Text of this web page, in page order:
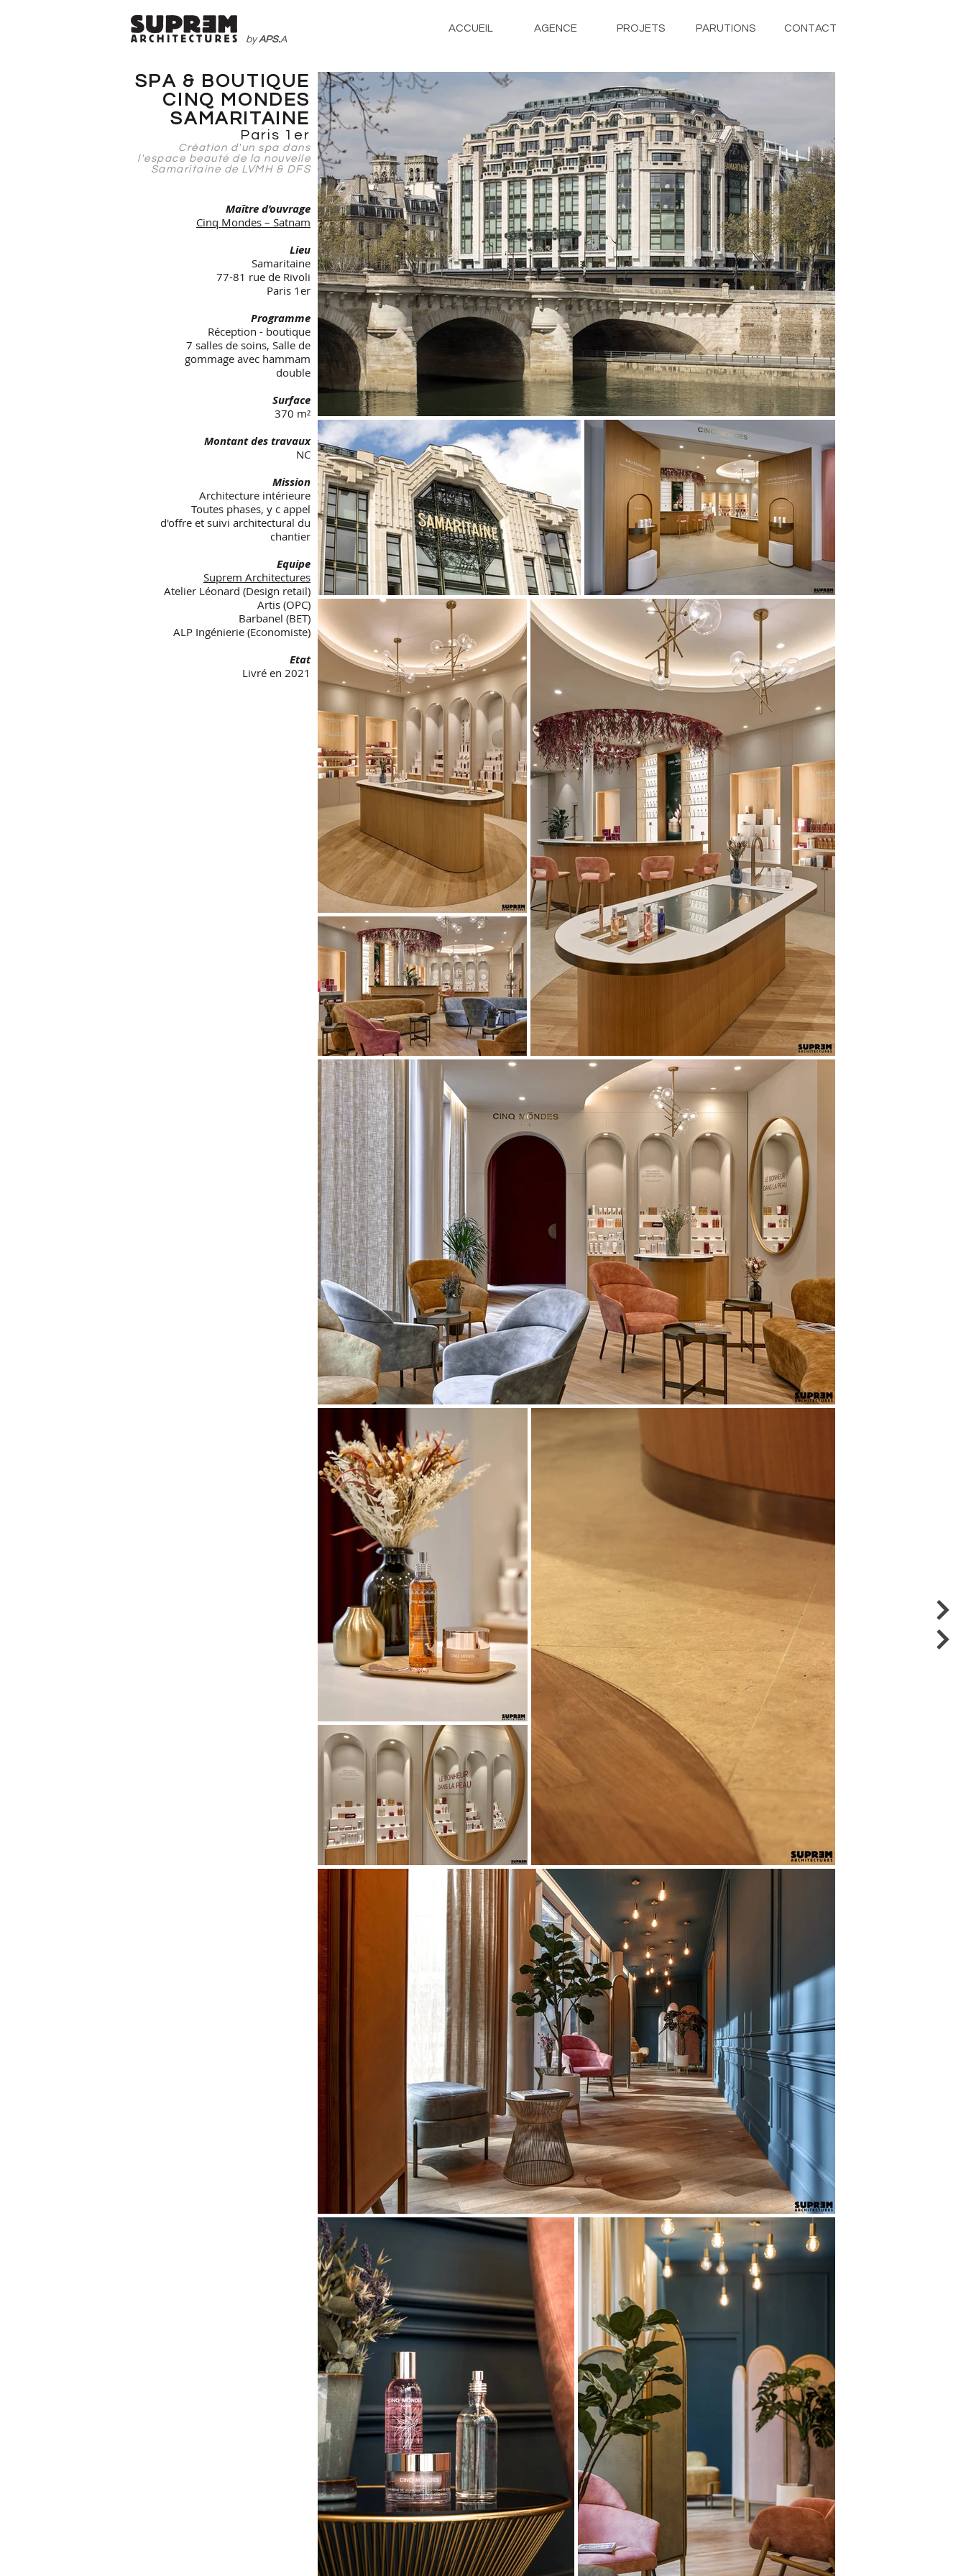
byAPS.A
ACCUEIL AGENCE PROJETS PARUTIONS CONTACT
SPA & BOUTIQUE
CINQ MONDES
SAMARITAINE
Paris 1er
Création d'un spa dans
l'espace beauté de la nouvelle
Samaritaine de LVMH & DFS
Maître d’ouvrage
Cinq Mondes – Satnam
Lieu
Samaritaine
77-81 rue de Rivoli
Paris 1er
Programme
Réception - boutique
7 salles de soins, Salle de
gommage avec hammam
double
Surface
370 m²
Montant des travaux
NC
Mission
Architecture intérieure
Toutes phases, y c appel
d'offre et suivi architectural du
chantier
Equipe
Suprem Architectures
Atelier Léonard (Design retail)
Artis (OPC)
Barbanel (BET)
ALP Ingénierie (Economiste)
Etat
Livré en 2021